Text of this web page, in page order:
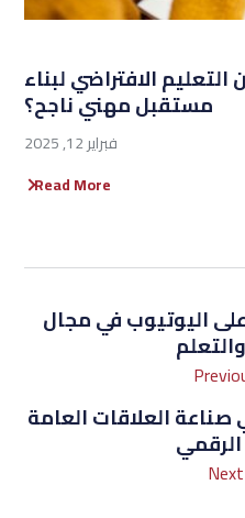
الافتراضي لبناء
مستقبل مهني ناجح؟
فبراير 12, 2025
Read More
اليوتيوب في مجال
صناعة العلاقات العامة
الرقمي